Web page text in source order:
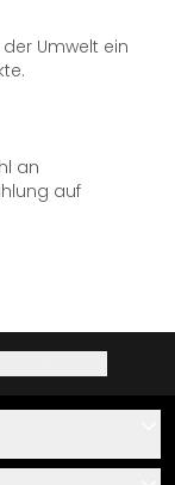
Umwelt ein
an
auf